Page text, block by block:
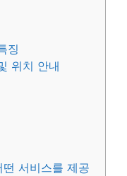
징
위치 안내
서비스를 제공